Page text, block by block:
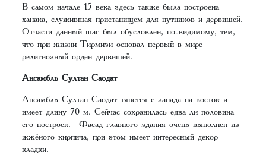
В самом начале 15 века здесь также была построена
ханака, служившая пристанищем для путников и дервишей.
Отчасти данный шаг был обусловлен, по-видимому, тем,
что при жизни Тирмизи основал первый в мире
религиозный орден дервишей.
Ансамбль Султан Саодат
Ансамбль Султан Саодат тянется с запада на восток и
имеет длину 70 м. Сейчас сохранилась едва ли половина
его построек. Фасад главного здания очень выполнен из
жжёного кирпича, при этом имеет интересный декор
кладки.